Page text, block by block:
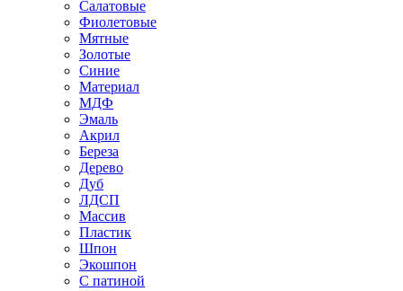
Салатовые
Фиолетовые
Мятные
Золотые
Синие
Материал
МДФ
Эмаль
Акрил
Береза
Дерево
Дуб
ЛДСП
Массив
Пластик
Шпон
Экошпон
С патиной